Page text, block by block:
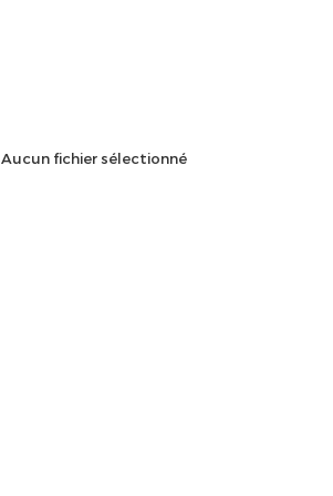
Aucun fichier sélectionné